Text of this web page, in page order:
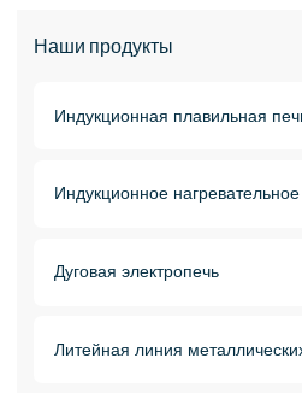
Наши продукты
Индукционная плавильная
Индукционное
Дуговая электропечь
Литейная линия